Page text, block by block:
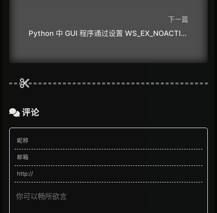
下一篇
Python 中 GUI 程序通过设置 WS_EX_NOACTIVATE 实现窗口点击后不激活也不获取焦点
评论